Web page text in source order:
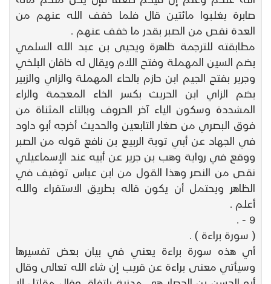
صابرة يغلبوا مائتين قال فلما خفف الله عنهم من
العدة نقص من الصبر بقدر ما خفف عنهم .
مطابقته للترجمة ظاهرة ويحيى بن عبد الله السلمي
بضم السين المهملة وفتح اللام ويقال له خاقان البلخي
وجرير بفتح الجيم ابن حازم بالحاء المهملة والزاي والزبير
بضم الزاي ابن الحريث بكسر الخاء المعجمة والراء
المشددة وسكون الياء آخر الحروف وبالتاء المثناة من
فوق البصري من صغار التابعين والحديث أخرجه أبو داود
في الجهاد عن أبي توبة الربيع بن نافع قوله من الصبر
ووقع في رواية وهب بن جرير عن أبيه عند الإسماعيلي
نقص من النصر وهذا القول من ابن عباس توقيف في
الظاهر ويحتمل أن يكون قاله بطريق الاستقراء والله
أعلم .
9 - .
( سورة براءة ) .
أي هذه سورة براءة يعني في بيان بعض تفسيرها
وسيأتي معنى براءة عن قريب إن شاء الله تعالى وقال